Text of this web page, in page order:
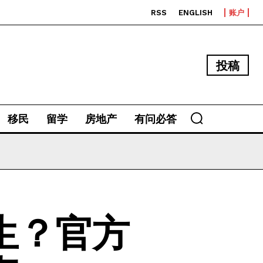
RSS ENGLISH 账户
投稿
移民 留学 房地产 有问必答
？官方